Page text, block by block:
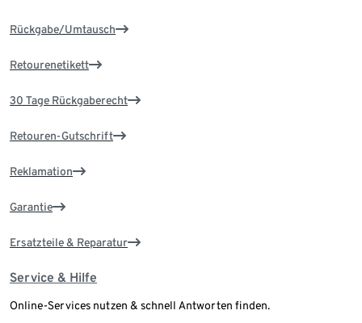
Rückgabe/Umtausch
Retourenetikett
30 Tage Rückgaberecht
Retouren-Gutschrift
Reklamation
Garantie
Ersatzteile & Reparatur
Service & Hilfe
Online-Services nutzen & schnell Antworten finden.